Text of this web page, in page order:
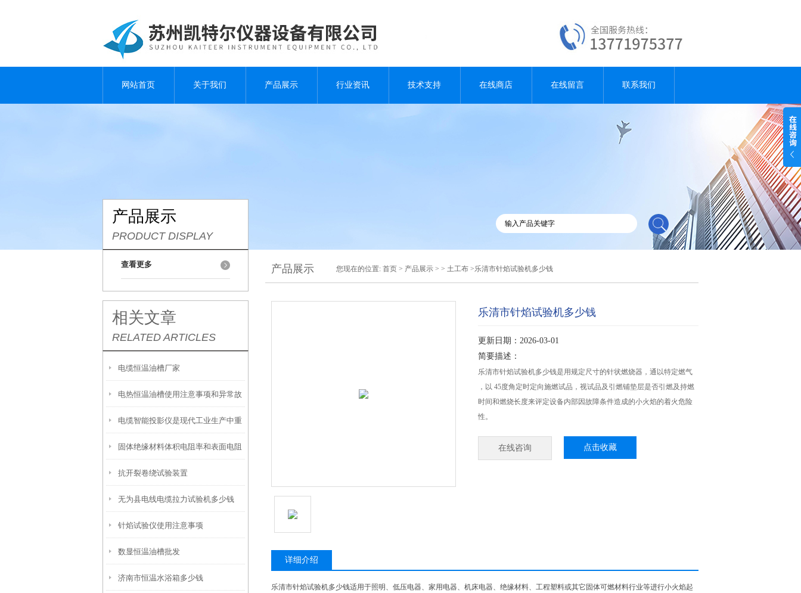
网站首页 关于我们 产品展示 行业资讯 技术支持 在线商店 在线留言 联系我们
产品展示
PRODUCT DISPLAY
查看更多
相关文章
RELATED ARTICLES
电缆恒温油槽厂家
电热恒温油槽使用注意事项和异常故
障处理
电缆智能投影仪是现代工业生产中重
要的辅助设备之一
固体绝缘材料体积电阻率和表面电阻
率试验仪厂家
抗开裂卷绕试验装置
无为县电线电缆拉力试验机多少钱
针焰试验仪使用注意事项
数显恒温油槽批发
济南市恒温水浴箱多少钱
产品展示 您现在的位置: 首页 > 产品展示 > > 土工布 >乐清市针焰试验机多少钱
乐清市针焰试验机多少钱
更新日期：2026-03-01
简要描述：
乐清市针焰试验机多少钱是用规定尺寸的针状燃烧器，通以特定燃气
，以 45度角定时定向施燃试品，视试品及引燃铺垫层是否引燃及持燃
时间和燃烧长度来评定设备内部因故障条件造成的小火焰的着火危险
性。
在线咨询 点击收藏
详细介绍
乐清市针焰试验机多少钱适用于照明、低压电器、家用电器、机床电器、绝缘材料、工程塑料或其它固体可燃材料行业等进行小火焰起